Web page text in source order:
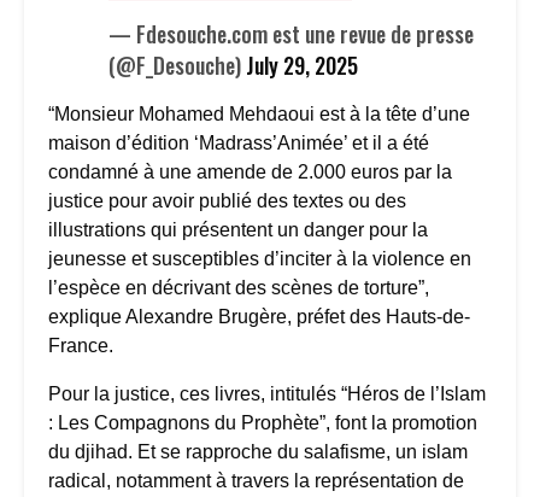
— Fdesouche.com est une revue de presse
(@F_Desouche)July 29, 2025
“Monsieur Mohamed Mehdaoui est à la tête d’une
maison d’édition ‘Madrass’Animée’ et il a été
condamné à une amende de 2.000 euros par la
justice pour avoir publié des textes ou des
illustrations qui présentent un danger pour la
jeunesse et susceptibles d’inciter à la violence en
l’espèce en décrivant des scènes de torture”,
explique Alexandre Brugère, préfet des Hauts-de-
France.
Pour la justice, ces livres, intitulés “Héros de l’Islam
: Les Compagnons du Prophète”, font la promotion
du djihad. Et se rapproche du salafisme, un islam
radical, notamment à travers la représentation de